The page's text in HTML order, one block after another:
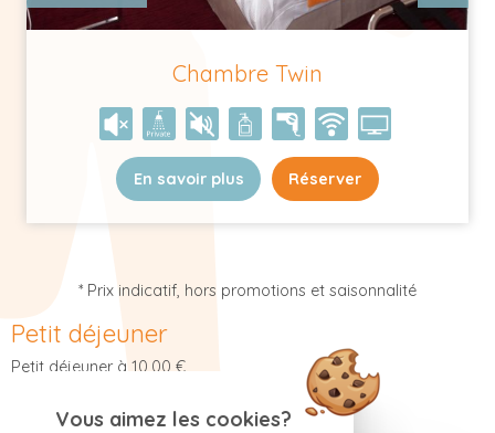
Chambre Twin
En savoir plus Réserver
* Prix indicatif, hors promotions et saisonnalité
Petit déjeuner
Petit déjeuner à 10,00 €
Vous aimez les cookies?